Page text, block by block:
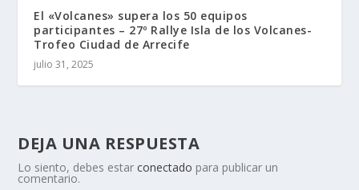
El «Volcanes» supera los 50 equipos
participantes – 27º Rallye Isla de los Volcanes-
Trofeo Ciudad de Arrecife
julio 31, 2025
DEJA UNA RESPUESTA
Lo siento, debes estarconectado para publicar un
comentario.